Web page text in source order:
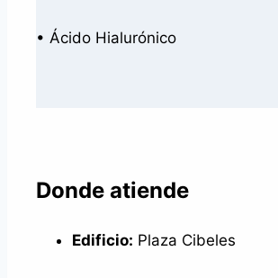
• Ácido Hialurónico
Donde atiende
Edificio: Plaza Cibeles